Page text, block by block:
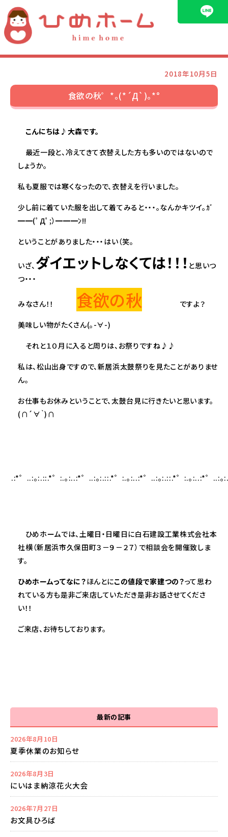
ブログ
2018年10月5日
食欲の秋゜*。(*´Д`)。*°
こんにちは♪大森です。
最近一段と、冷えてきて衣替えした方も多いのではないので
しょうか。
私も夏服では寒くなったので、衣替えを行いました。
少し前に着ていた服を出して着てみると・・・。なんかキツイ。ｶﾞ
━━(ﾟДﾟ;）━━━ﾝ!!
ということがありました・・・はい（笑。
いざ、 ダイエットしなくては！！！ と思いつ
つ・・・
みなさん！！ 食欲の秋 ですよ？
美味しい物がたくさん(｡-∀-)
それと１０月に入ると周りは、お祭りですね♪♪
私は、松山出身ですので、新居浜太鼓祭りを見たことがありませ
ん。
お仕事もお休みということで、太鼓台見に行きたいと思います。
(∩´∀｀)∩
.:*゜..:。:.::.*゜:.。:..:*゜..:。:.::.*゜:.。:..:*゜..:。:.::.*゜:.。:..:*゜..:
ひめホームでは、土曜日・日曜日に白石建設工業株式会社本
社横（新居浜市久保田町３－９－２７）で相談会を開催致しま
す。
ひめホームってなに？ほんとにこの値段で家建つの？って思わ
れている方も是非ご来店していただき是非お話させてくださ
い！！
ご来店、お待ちしております。
最新の記事
2026年8月10日
夏季休業のお知らせ
2026年8月3日
にいはま納涼花火大会
2026年7月27日
お文具ひろば